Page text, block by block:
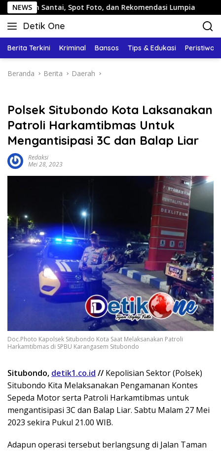
Langsung
ke
konten
NEWS
Spot Foto, dan Rekomendasi Lumpia Panduan
Detik One
Tajam
Fakta
Berita Terkini Kriminal Bansos Tips & Edukasi Peristiwa
Beranda Berita Daerah
Polsek Situbondo Kota Laksanakan
Patroli Harkamtibmas Untuk
Mengantisipasi 3C dan Balap Liar
Redaksi
Mei 28, 2023
Doc.Photo Kapolsek Situbondo Kota Saat Melaksanakan Patroli
Harkamtibmas di SPBU Karangasem Situbondo
Situbondo, detik1.co.id // Kepolisian Sektor (Polsek)
Situbondo Kita Melaksanakan Pengamanan Kontes
Sepeda Motor serta Patroli Harkamtibmas untuk
mengantisipasi 3C dan Balap Liar. Sabtu Malam 27 Mei
2023 sekira Pukul 21.00 WIB.
Adapun operasi tersebut berlangsung di Jalan Taman